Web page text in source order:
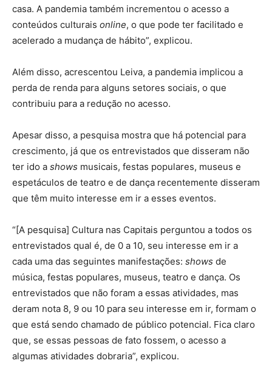
casa. A pandemia também incrementou o acesso a
conteúdos culturais online, o que pode ter facilitado e
acelerado a mudança de hábito”, explicou.
Além disso, acrescentou Leiva, a pandemia implicou a
perda de renda para alguns setores sociais, o que
contribuiu para a redução no acesso.
Apesar disso, a pesquisa mostra que há potencial para
crescimento, já que os entrevistados que disseram não
ter ido a shows musicais, festas populares, museus e
espetáculos de teatro e de dança recentemente disseram
que têm muito interesse em ir a esses eventos.
“[A pesquisa] Cultura nas Capitais perguntou a todos os
entrevistados qual é, de 0 a 10, seu interesse em ir a
cada uma das seguintes manifestações: shows de
música, festas populares, museus, teatro e dança. Os
entrevistados que não foram a essas atividades, mas
deram nota 8, 9 ou 10 para seu interesse em ir, formam o
que está sendo chamado de público potencial. Fica claro
que, se essas pessoas de fato fossem, o acesso a
algumas atividades dobraria”, explicou.